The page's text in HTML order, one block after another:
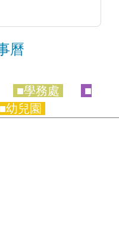
學校...
曆
■學務處
■
■幼兒園